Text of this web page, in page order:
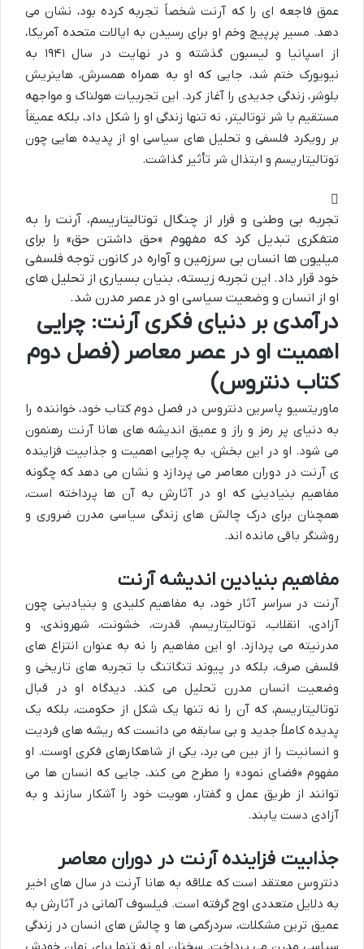
عمق فاجعه ای را که آرنت شخصاً تجربه کرده بود، نشان می
دهد. مسیر پرپیچ وخم او برای رسیدن به ایالات متحده آمریکا،
از اسپانیا و لیسبون گذشته و در نهایت در سال ۱۹۴۱ به
نیویورک ختم شد، جایی که او به همراه همسرش، هاینریش
بلوشر، زندگی جدیدی را آغاز کرد. این تجربیات هولناک و مواجهه
مستقیم با شر توتالیتر، نه تنها زندگی او را شکل داد، بلکه عمیقاً
بر رویکرد فلسفی و تحلیل های سیاسی او از پدیده هایی چون
توتالیتاریسم و ابتذال شر تأثیر گذاشت.
تجربه بی وطنی و فرار از چنگال توتالیتاریسم، آرنت را به
متفکری تبدیل کرد که مفهوم «حق داشتن حق» را برای
میلیون ها انسان بی سرزمین و آواره در کانون توجه فلسفی
خود قرار داد. این تجربه زیسته، بنیان بسیاری از تحلیل های
او از انسان و وضعیت سیاسی او در عصر مدرن شد.
درآمدی بر دنیای فکری آرنت: چرایی
اهمیت او در عصر معاصر (فصل دوم
کتاب دنتروس)
ماوریتسیو پاسرین دنتروس در فصل دوم کتاب خود، خواننده را
به دنیای پر رمز و راز و عمیق اندیشه های هانا آرنت رهنمون
می شود. او در این بخش، به چرایی اهمیت و جذابیت فزاینده
ی آرنت در دوران معاصر می پردازد و نشان می دهد که چگونه
مفاهیم بنیادینی که او در آثارش به آن ها پرداخته است،
همچنان برای درک چالش های زندگی سیاسی مدرن ضروری و
روشنگر باقی مانده اند.
مفاهیم بنیادین اندیشه آرنت
آرنت در سراسر آثار خود، به مفاهیم کلیدی و بنیادینی چون
آزادی، انقلاب، توتالیتاریسم، قدرت، خشونت، شهروندی، و
مدرنیته می پردازد. او این مفاهیم را نه به عنوان انتزاع های
فلسفی صرف، بلکه در پیوند تنگاتنگ با تجربه های تاریخی و
وضعیت انسان مدرن تحلیل می کند. دیدگاه او در قبال
توتالیتاریسم، که آن را نه تنها یک شکل از حکومت، بلکه یک
پدیده کاملاً جدید و بی سابقه می دانست که ریشه های فردیت
و انسانیت را از بین می برد، یکی از شاهکارهای فکری اوست. او
مفهوم «فضای نمود» را مطرح می کند، جایی که انسان ها می
توانند از طریق عمل و گفتار، هویت خود را آشکار سازند و به
آزادی دست یابند.
جذابیت فزاینده آرنت در دوران معاصر
دنتروس معتقد است که علاقه به هانا آرنت در سال های اخیر
به دلایل متعددی اوج گرفته است. فیلسوف آلمانی در آثارش به
عمیق ترین مشکلات، سردرگمی ها و چالش های انسان در زندگی